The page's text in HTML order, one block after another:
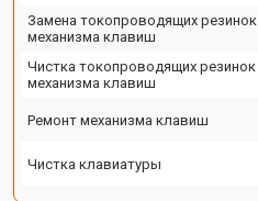
Замена токопроводящих резинок
механизма клавиш
Чистка токопроводящих резинок
механизма клавиш
Ремонт механизма клавиш
Чистка клавиатуры